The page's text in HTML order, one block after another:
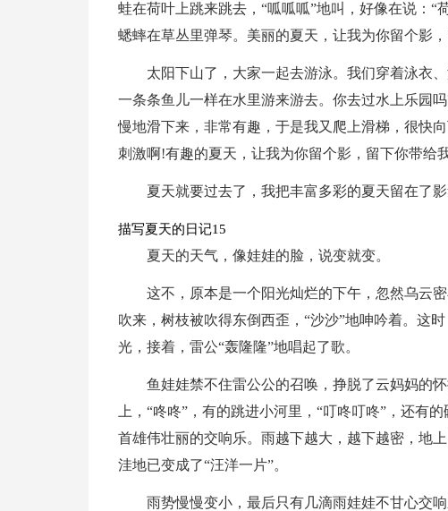
蛙在荷叶上跳来跳去，“呱呱呱”地叫，好像在说：“
蟋蟀在草丛里弹琴。美丽的夏天，让我为你留个影
太阳下山了，大家一起去游泳。我们穿着泳衣
一条条鱼儿一样在水里游来游去。你去过水上乐园
慢地滑下来，非常有趣，于是我又爬上滑梯，很快
刺激啊!有趣的夏天，让我为你留个影，留下你带给
夏天就要过去了，我把丰富多彩的夏天留在了影
描写夏天的日记15
夏天的天气，像娃娃的脸，说变就变。
这不，原本是一个阳光灿烂的下午，忽然乌云
吹来，树枝被吹得东倒西歪，“沙沙”地呻吟着。这
光，接着，雷公“轰隆隆”地唱起了歌。
鱼娃娃禁不住雷公公的召唤，挣脱了云妈妈的
上，“咚咚”，有的跳进小河里，“叮咚叮咚”，还有
首雄伟壮丽的交响乐。雨越下越大，越下越密，地
洼地已变成了“汪洋一片”。
雨势慢慢变小，最后只有几滴雨娃娃不甘心交